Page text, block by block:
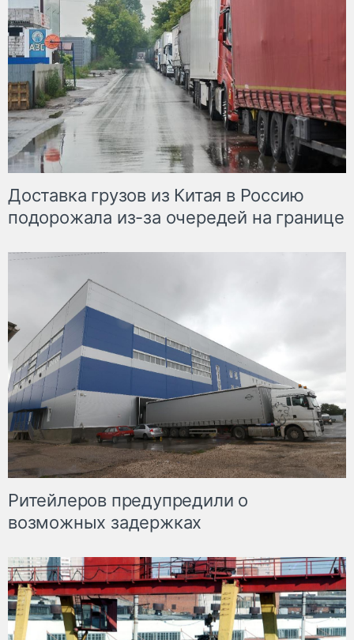
Доставка грузов из Китая в Россию
подорожала из-за очередей на границе
Ритейлеров предупредили о
возможных задержках